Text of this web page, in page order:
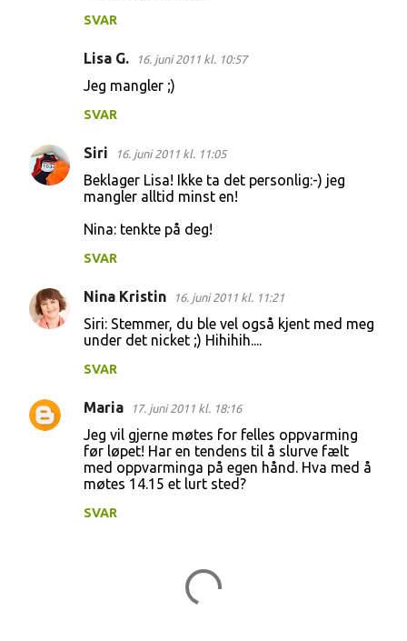
SVAR
Lisa G. 16. juni 2011 kl. 10:57
Jeg mangler ;)
SVAR
Siri 16. juni 2011 kl. 11:05
Beklager Lisa! Ikke ta det personlig:-) jeg
mangler alltid minst en!
Nina: tenkte på deg!
SVAR
Nina Kristin 16. juni 2011 kl. 11:21
Siri: Stemmer, du ble vel også kjent med meg
under det nicket ;) Hihihih....
SVAR
Maria 17. juni 2011 kl. 18:16
Jeg vil gjerne møtes for felles oppvarming
før løpet! Har en tendens til å slurve fælt
med oppvarminga på egen hånd. Hva med å
møtes 14.15 et lurt sted?
SVAR